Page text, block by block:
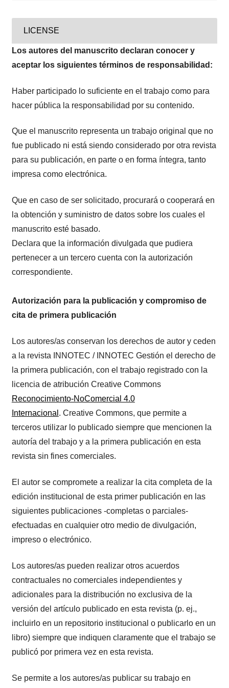
LICENSE
Los autores del manuscrito declaran conocer y
aceptar los siguientes términos de responsabilidad:
Haber participado lo suficiente en el trabajo como para
hacer pública la responsabilidad por su contenido.
Que el manuscrito representa un trabajo original que no
fue publicado ni está siendo considerado por otra revista
para su publicación, en parte o en forma íntegra, tanto
impresa como electrónica.
Que en caso de ser solicitado, procurará o cooperará en
la obtención y suministro de datos sobre los cuales el
manuscrito esté basado.
Declara que la información divulgada que pudiera
pertenecer a un tercero cuenta con la autorización
correspondiente.
Autorización para la publicación y compromiso de
cita de primera publicación
Los autores/as conservan los derechos de autor y ceden
a la revista INNOTEC / INNOTEC Gestión el derecho de
la primera publicación, con el trabajo registrado con la
licencia de atribución Creative Commons
Reconocimiento-NoComercial 4.0
Internacional . Creative Commons, que permite a
terceros utilizar lo publicado siempre que mencionen la
autoría del trabajo y a la primera publicación en esta
revista sin fines comerciales.
El autor se compromete a realizar la cita completa de la
edición institucional de esta primer publicación en las
siguientes publicaciones -completas o parciales-
efectuadas en cualquier otro medio de divulgación,
impreso o electrónico.
Los autores/as pueden realizar otros acuerdos
contractuales no comerciales independientes y
adicionales para la distribución no exclusiva de la
versión del artículo publicado en esta revista (p. ej.,
incluirlo en un repositorio institucional o publicarlo en un
libro) siempre que indiquen claramente que el trabajo se
publicó por primera vez en esta revista.
Se permite a los autores/as publicar su trabajo en